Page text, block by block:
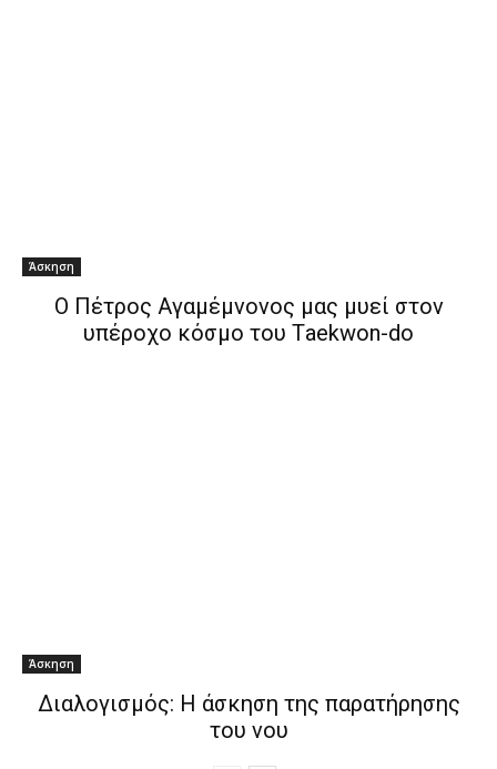
Άσκηση
Ο Πέτρος Αγαμέμνονος μας μυεί στον
υπέροχο κόσμο του Τaekwon-do
Άσκηση
Διαλογισμός: Η άσκηση της παρατήρησης
του νου